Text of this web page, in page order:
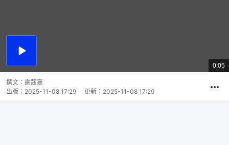
播
總
共
0:05
撰文： 謝茜嘉
出版： 2025-11-08 17:29 更新： 2025-11-08 17:29